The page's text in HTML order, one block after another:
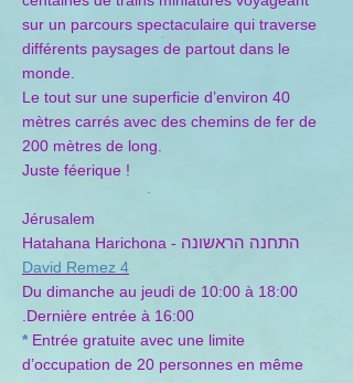
sur un parcours spectaculaire qui traverse
différents paysages de partout dans le
monde.
Le tout sur une superficie d’environ 40
mètres carrés avec des chemins de fer de
200 mètres de long.
Juste féerique !
Jérusalem
Hatahana Harichona - התחנה הראשונה
David Remez 4
Du dimanche au jeudi de 10:00 à 18:00
.Dernière entrée à 16:00
* Entrée gratuite avec une limite
d’occupation de 20 personnes en même